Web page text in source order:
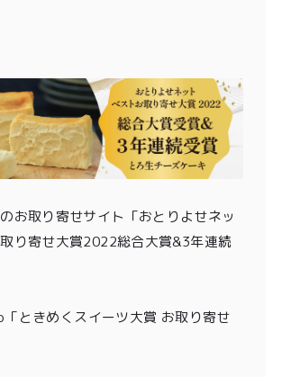
お取り寄せサイト「おとりよせネッ
り寄せ大賞2022総合大賞&3年連続
「ときめくスイーツ大賞 お取り寄せ